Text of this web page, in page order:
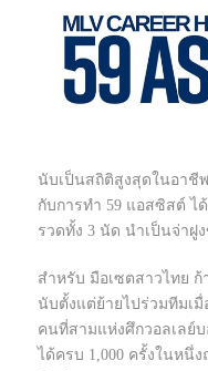
นับเป็นสถิติสูงสุดในอาชี
กับการทำ 59 แอสซิสต์ ไ
รวดทั้ง 3 นัด นำเป็นจ่าฝู
สำหรับ มือเซตสาวไทย
นับตั้งแต่ย้ายไปร่วมทีมเมื่
คนที่สามแห่งศึกวอลเลย์
ได้ครบ 1,000 ครั้งในหนึ่